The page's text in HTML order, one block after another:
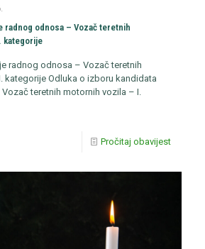
radnog odnosa – Vozač teretnih
kategorije
radnog odnosa – Vozač teretnih
kategorije Odluka o izboru kandidata
teretnih motornih vozila – I.
Pročitaj obavijest